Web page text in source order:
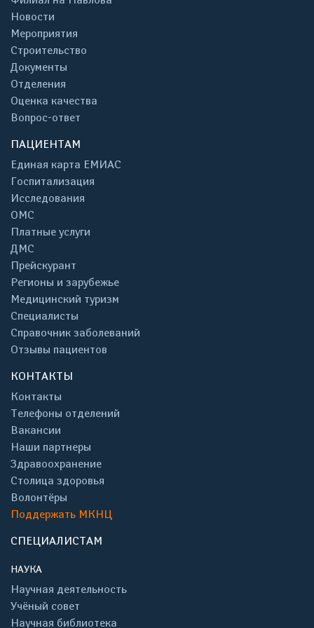
Новости
Мероприятия
Строительство
Документы
Отделения
Оценка качества
Вопрос-ответ
ПАЦИЕНТАМ
Единая карта ЕМИАС
Госпитализация
Исследования
ОМС
Платные услуги
ДМС
Прейскурант
Регионы и зарубежье
Медицинский туризм
Специалисты
Справочник заболеваний
Отзывы пациентов
КОНТАКТЫ
Контакты
Телефоны отделений
Вакансии
Наши партнеры
Здравоохранение
Столица здоровья
Волонтёры
Поддержать МКНЦ
СПЕЦИАЛИСТАМ
НАУКА
Научная деятельность
Учёный совет
Научная библиотека